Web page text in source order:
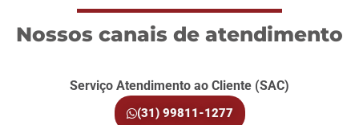
Nossos canais de atendimento
Serviço Atendimento ao Cliente (SAC)
(31) 99811-1277